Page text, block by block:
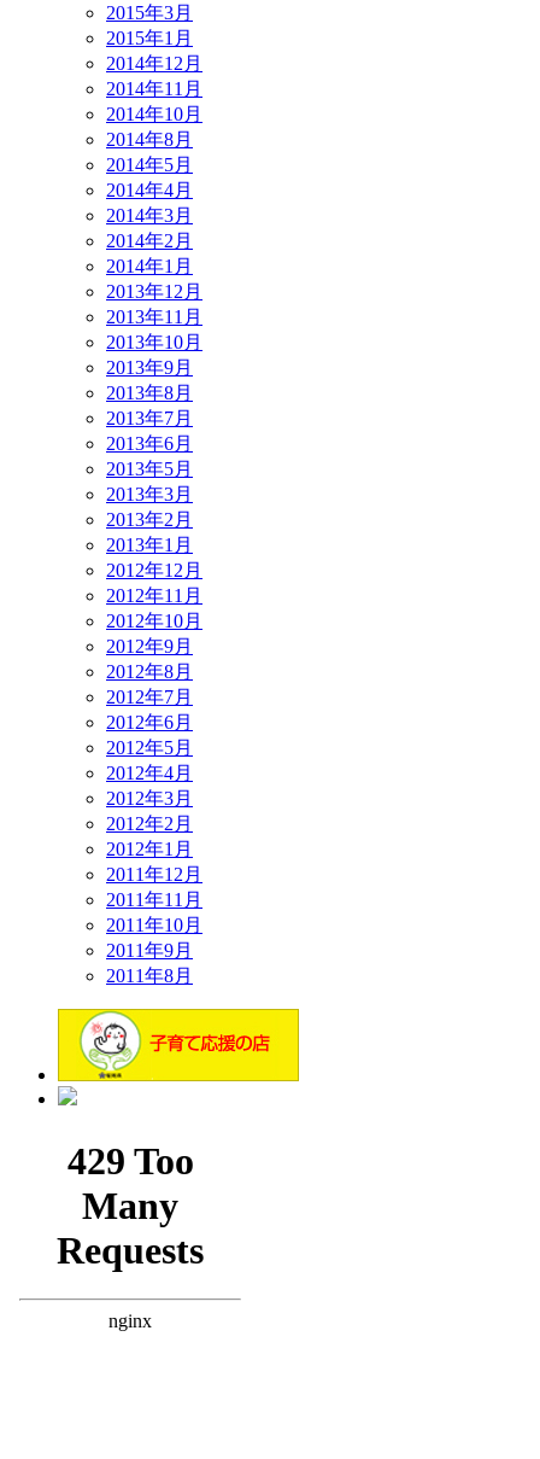
2015年3月
2015年1月
2014年12月
2014年11月
2014年10月
2014年8月
2014年5月
2014年4月
2014年3月
2014年2月
2014年1月
2013年12月
2013年11月
2013年10月
2013年9月
2013年8月
2013年7月
2013年6月
2013年5月
2013年3月
2013年2月
2013年1月
2012年12月
2012年11月
2012年10月
2012年9月
2012年8月
2012年7月
2012年6月
2012年5月
2012年4月
2012年3月
2012年2月
2012年1月
2011年12月
2011年11月
2011年10月
2011年9月
2011年8月